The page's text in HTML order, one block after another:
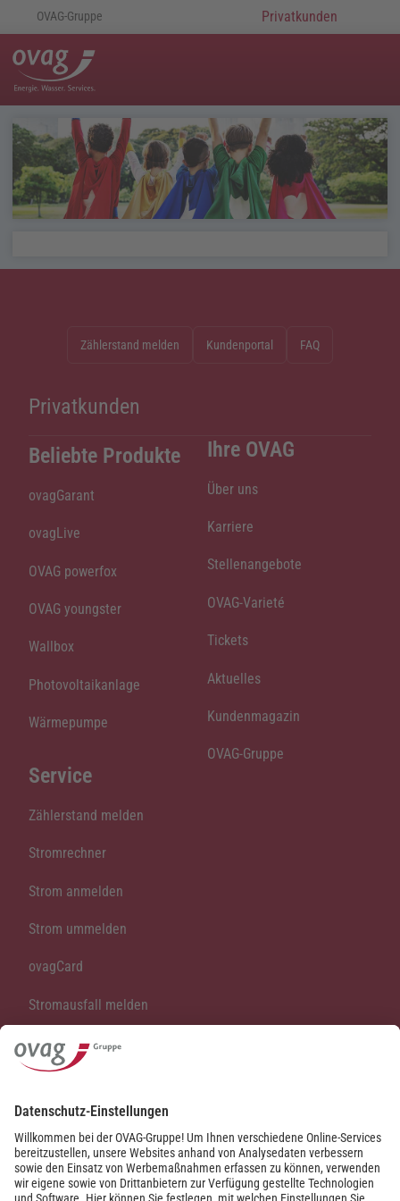
OVAG-Gruppe Privatkunden
Zählerstand melden Kundenportal FAQ
Privatkunden
Beliebte Produkte
ovagGarant
ovagLive
OVAG powerfox
OVAG youngster
Wallbox
Photovoltaikanlage
Wärmepumpe
Service
Zählerstand melden
Stromrechner
Strom anmelden
Strom ummelden
ovagCard
Stromausfall melden
Vertrag kündigen
Kontakt
Ihre OVAG
Über uns
Karriere
Stellenangebote
OVAG-Varieté
Tickets
Aktuelles
Kundenmagazin
OVAG-Gruppe